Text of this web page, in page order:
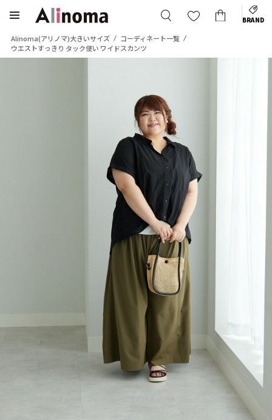
BRAND
Alinoma(アリノマ)大きいサイズ
コーディネート一覧
ウエストすっきり タック使い ワイドスカンツ